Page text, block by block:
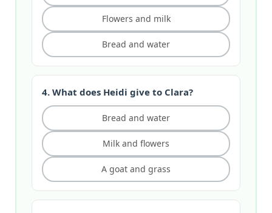
Flowers and milk
Bread and water
4. What does Heidi give to Clara?
Bread and water
Milk and flowers
A goat and grass